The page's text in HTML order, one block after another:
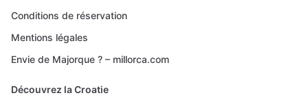
Conditions de réservation
Mentions légales
Envie de Majorque ? – millorca.com
Découvrez la Croatie